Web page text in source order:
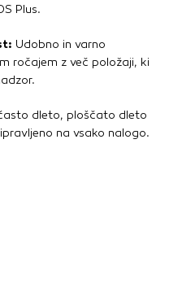
Plus.
Udobno in varno
ročajem z več položaji, ki
dleto, ploščato dleto
na vsako nalogo.